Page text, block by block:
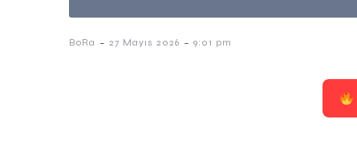
BoRa - 27 Mayıs 2026 - 9:01 pm